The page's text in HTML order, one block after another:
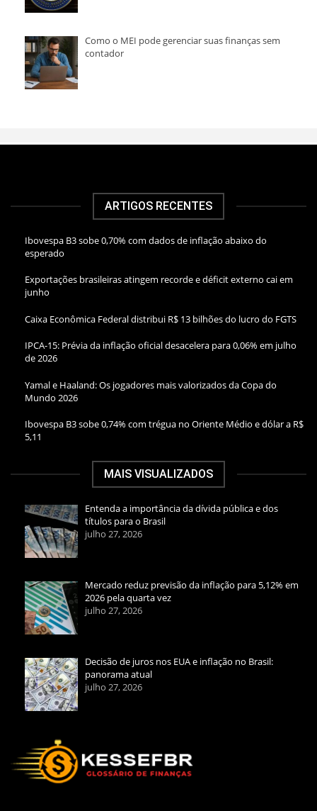
Como o MEI pode gerenciar suas finanças sem
contador
ARTIGOS RECENTES
Ibovespa B3 sobe 0,70% com dados de inflação abaixo do
esperado
Exportações brasileiras atingem recorde e déficit externo cai em
junho
Caixa Econômica Federal distribui R$ 13 bilhões do lucro do FGTS
IPCA-15: Prévia da inflação oficial desacelera para 0,06% em julho
de 2026
Yamal e Haaland: Os jogadores mais valorizados da Copa do
Mundo 2026
Ibovespa B3 sobe 0,74% com trégua no Oriente Médio e dólar a R$
5,11
MAIS VISUALIZADOS
Entenda a importância da dívida pública e dos
títulos para o Brasil
julho 27, 2026
Mercado reduz previsão da inflação para 5,12% em
2026 pela quarta vez
julho 27, 2026
Decisão de juros nos EUA e inflação no Brasil:
panorama atual
julho 27, 2026